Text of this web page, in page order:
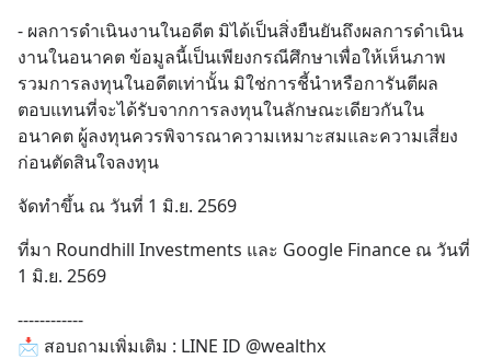
หรือสแกนคิวอาร์โค้ดทันที มาฟัง
“ป้าเก๋าเล่ากลโกง” เพื่อรู้ทันมุก
หลอกลวงในคราบ
- ผลการดำเนินงานในอดีต มิได้เป็นสิ่งยืนยันถึงผลการดำเนิน
งานในอนาคต ข้อมูลนี้เป็นเพียงกรณีศึกษาเพื่อให้เห็นภาพ
รวมการลงทุนในอดีตเท่านั้น มิใช่การชี้นำหรือการันตีผล
ตอบแทนที่จะได้รับจากการลงทุนในลักษณะเดียวกันใน
อนาคต ผู้ลงทุนควรพิจารณาความเหมาะสมและความเสี่ยง
ก่อนตัดสินใจลงทุน
จัดทำขึ้น ณ วันที่ 1 มิ.ย. 2569
ที่มา Roundhill Investments และ Google Finance ณ วันที่
1 มิ.ย. 2569
------------
📩 สอบถามเพิ่มเติม : LINE ID @wealthx